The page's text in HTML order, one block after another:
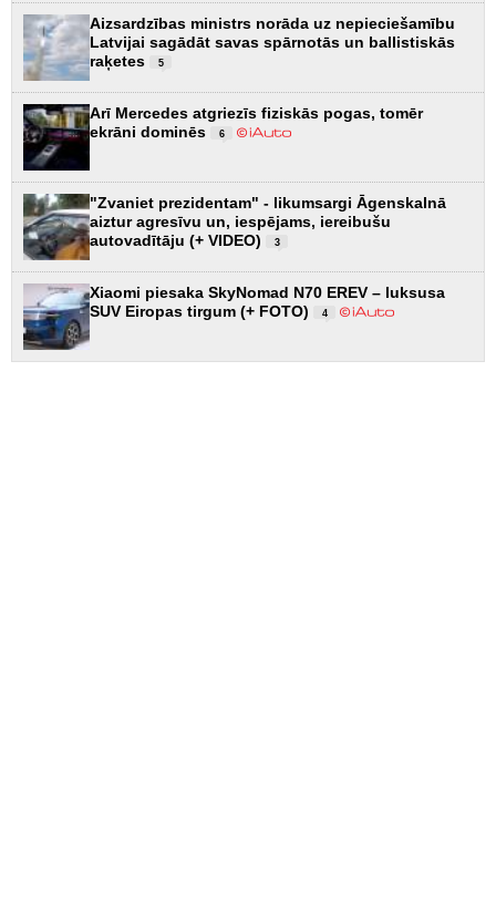
Aizsardzības ministrs norāda uz nepieciešamību
Latvijai sagādāt savas spārnotās un ballistiskās
raķetes
5
Arī Mercedes atgriezīs fiziskās pogas, tomēr
ekrāni dominēs
6
"Zvaniet prezidentam" - likumsargi Āgenskalnā
aiztur agresīvu un, iespējams, iereibušu
autovadītāju (+ VIDEO)
3
Xiaomi piesaka SkyNomad N70 EREV – luksusa
SUV Eiropas tirgum (+ FOTO)
4